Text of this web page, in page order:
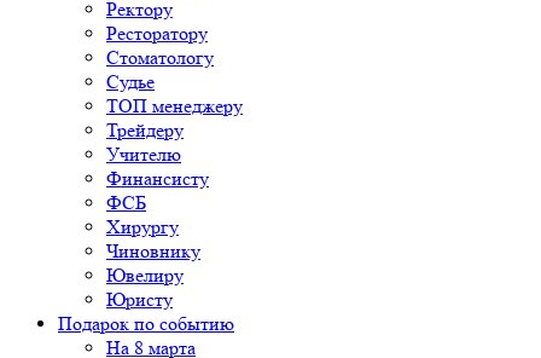
Ректору
Ресторатору
Стоматологу
Судье
ТОП менеджеру
Трейдеру
Учителю
Финансисту
ФСБ
Хирургу
Чиновнику
Ювелиру
Юристу
Подарок по событию
На 8 марта